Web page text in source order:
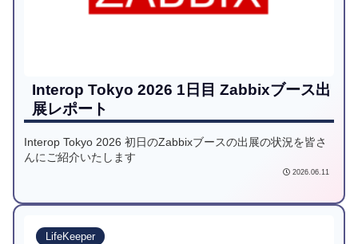
Interop Tokyo 2026 1日目 Zabbixブース出
展レポート
Interop Tokyo 2026 初日のZabbixブースの出展の状況を皆さ
んにご紹介いたします
2026.06.11
LifeKeeper